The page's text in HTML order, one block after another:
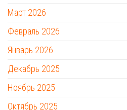
Март 2026
Февраль 2026
Январь 2026
Декабрь 2025
Ноябрь 2025
Октябрь 2025